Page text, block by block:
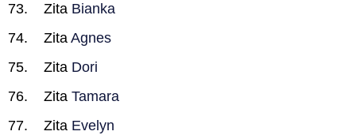
Zita Bianka
Zita Agnes
Zita Dori
Zita Tamara
Zita Evelyn